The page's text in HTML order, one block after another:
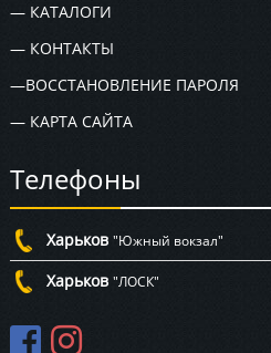
— КАТАЛОГИ
— КОНТАКТЫ
—ВОССТАНОВЛЕНИЕ ПАРОЛЯ
— КАРТА САЙТА
Телефоны
Харьков "Южный вокзал"
Харьков "ЛОСК"